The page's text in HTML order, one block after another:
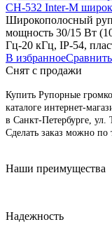
CH-532 Inter-M
Широкополосный
мощность 30/15 Вт
Гц-20 кГц, IP-54,
В избранноеСравнить
Снят с продажи
Купить Рупорные
каталоге интернет-
в Санкт-Петербурге, ул.
Сделать заказ можно по
Наши преимущества
Надежность